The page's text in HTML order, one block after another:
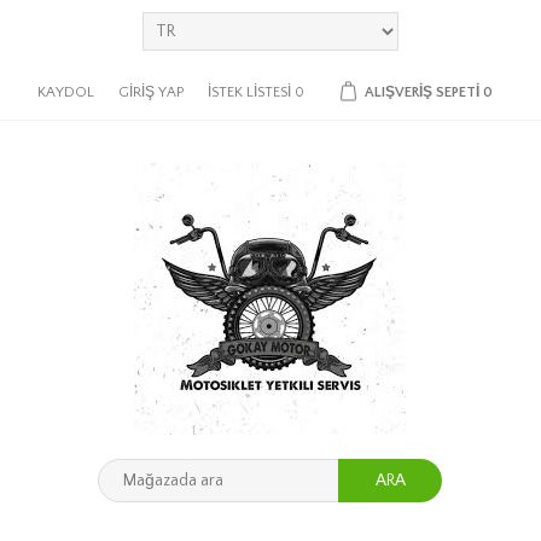
KAYDOL GIRIŞ YAP İSTEK LISTESI 0 ALIŞVERIŞ SEPETI 0
ARA